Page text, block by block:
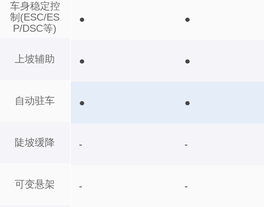
车身稳定控
制(ESC/ES
P/DSC等)
上坡辅助
自动驻车
陡坡缓降
可变悬架
● ●
● ●
● ●
- -
- -